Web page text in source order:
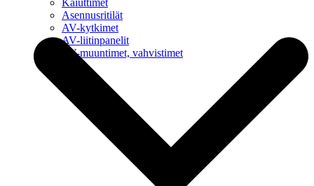
Kaiuttimet
Asennusritilät
AV-kytkimet
AV-liitinpanelit
AV-muuntimet, vahvistimet